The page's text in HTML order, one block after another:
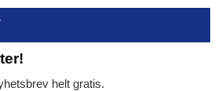
helt gratis.